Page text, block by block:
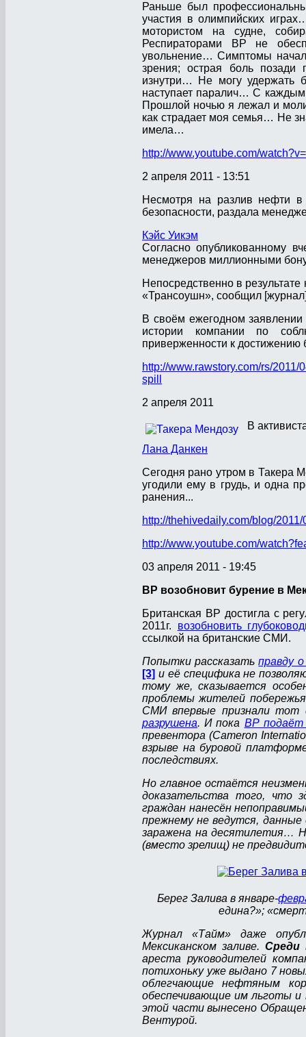
Раньше был
участия в олимпийских
мотористом на судне,
Респираторами ВР не
увольнение… Симптомы
зрения; острая боль
изнутри… Не могу удержать
наступает паралич… С
Прошлой ночью я лежал и
как страдает моя семья… Не
имела…
http://www.youtube.com/
2 апреля 2011 - 13:51
Несмотря на разлив нефти
безопасности, раздала
Кэйс Уикэм
Согласно опубликованному
менеджеров миллионными
Непосредственно в
«Трансоушн», сообщил
В своём ежегодном
истории компании по
приверженности к
http://www.rawstory.com/rs/
spill
2 апреля 2011
В
Лана Данкен
Сегодня рано утром в Такера
угодили ему в грудь, и одна
ранения...
http://thehivedaily.com/blog/
http://www.youtube.com/
03 апреля 2011 - 19:45
BP возобновит бурение в
Британская BP достигла с
2011г. возобновить
ссылкой на британские СМИ.
Попытки рассказатьправду
[3] и её специфика не
тому же, сказывается
проблемы жителей
СМИ впервые признали
разрушена. И пока ВР подаёт
превентора (Cameron
взрыве на буровой
последствиях.
Но главное остаётся
доказательства того, что
граждан нанесён
прежнему не ведутся, данные
заражена на десятилетия…
(вместо зрелищ) не
Берег Залива в январе-
едина?»;
Журнал «Тайм» даже
Мексиканском заливе. Среди
ареста руководителей
потихоньку уже выдано 7
облегчающие нефтяным
обеспечивающие им льготы и
этой части вынесено
Вентурой.